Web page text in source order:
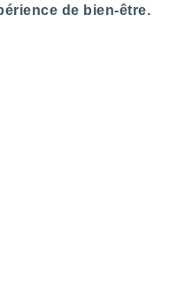
de bien-être.